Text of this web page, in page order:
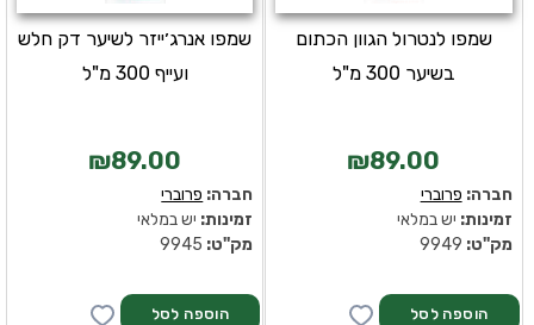
שמפו אנרג׳ייזר לשיער דק חלש
ועייף 300 מ"ל
₪89.00
חברה: פרוברי
זמינות: יש במלאי
מק''ט:
שמפו לנטרול הגוון הכתום
בשיער 300 מ"ל
₪89.00
חברה: פרוברי
זמינות: יש במלאי
מק''ט: